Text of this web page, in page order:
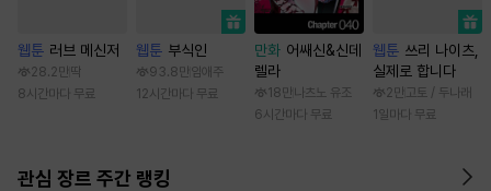
웹툰 러브 메신저
28.2만 딱
8시간마다 무료
웹툰 부식인
93.8만 임애주
12시간마다 무료
만화 어쌔신&신데
렐라
18만 나츠노 유조
6시간마다 무료
웹툰 쓰리 나이츠,
실제로 합니다
2만 고토 / 두나래
1일마다 무료
관심 장르 주간 랭킹